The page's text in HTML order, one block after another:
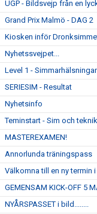
UGP - Bildsvejp från en
Grand Prix Malmö - DAG 2
Kiosken inför
Nyhetssvejpet...
Level 1 - Simmarhälsningar
SERIESIM - Resultat
Nyhetsinfo
Teminstart - Sim och
MASTEREXAMEN!
Annorlunda träningspass
Välkomna till en ny termin
GEMENSAM KICK-OFF 5
NYÅRSPASSET i bild........